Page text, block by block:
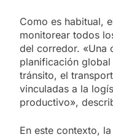
Como es habitual,
monitorear todos
del corredor. «Una
planificación
tránsito, el
vinculadas a la
productivo»,
En este contexto,